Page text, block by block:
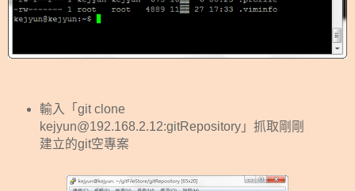
輸入「git clone
kejyun@192.168.2.12:gitRepository」抓取剛剛
建立的git空專案